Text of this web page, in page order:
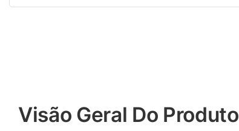
Visão Geral Do Produto